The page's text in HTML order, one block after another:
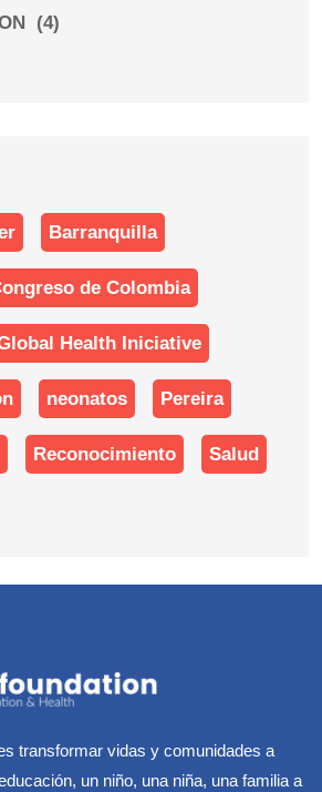
(4)
Barranquilla
de Colombia
Health Iniciative
neonatos Pereira
Reconocimiento Salud
transformar vidas y comunidades a
un niño, una niña, una familia a